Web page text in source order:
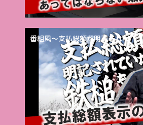
番組風～支払総額が明記され...